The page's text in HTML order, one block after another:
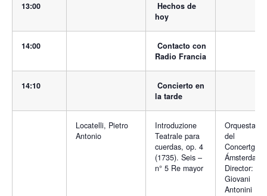
13:00
Hechos de
hoy
14:00
Contacto con
Radio Francia
14:10
Concierto en
la tarde
Locatelli, Pietro
Antonio
Introduzione
Teatrale para
cuerdas, op. 4
(1735). Seis –
n° 5 Re mayor
Orquesta
del
Ámsterdam.
Director:
Giovani
Antonini